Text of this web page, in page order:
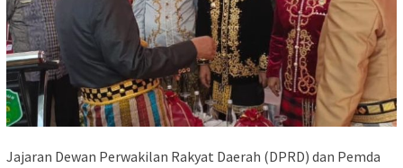
Jajaran Dewan Perwakilan Rakyat Daerah (DPRD) dan Pemda